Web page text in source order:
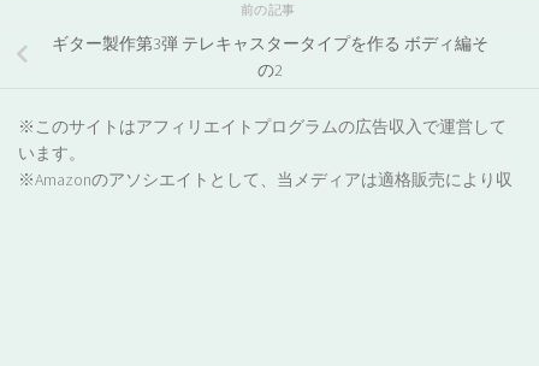
前の記事
ギター製作第3弾 テレキャスタータイプを作る ボディ編そ
の2
※このサイトはアフィリエイトプログラムの広告収入で運営して
います。
※Amazonのアソシエイトとして、当メディアは適格販売により収